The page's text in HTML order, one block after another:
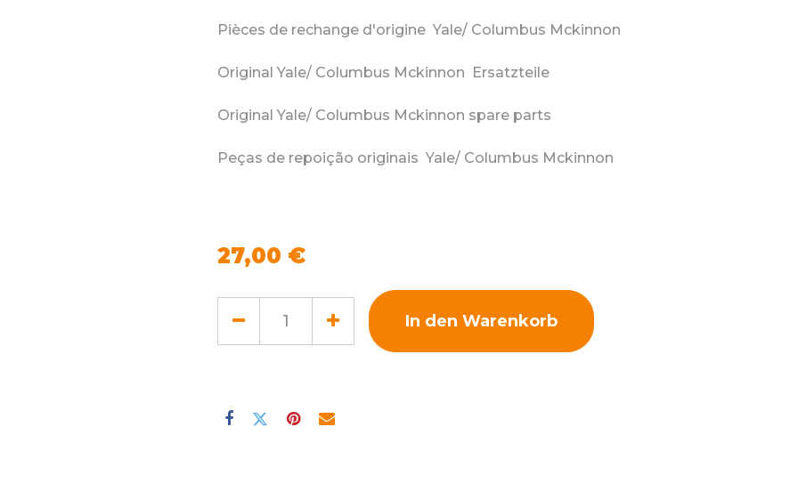
Pièces de rechange d'origine Yale/ Columbus Mckinnon
Original Yale/ Columbus Mckinnon Ersatzteile
Original Yale/ Columbus Mckinnon spare parts
Peças de repoição originais Yale/ Columbus Mckinnon
27,00 €
In den Warenkorb